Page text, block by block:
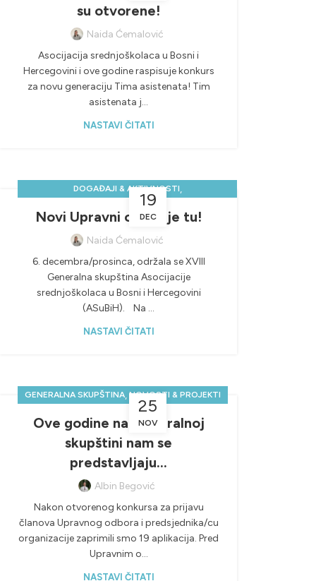
su otvorene!
Naida Ćemalović
Asocijacija srednjoškolaca u Bosni i
Hercegovini i ove godine raspisuje konkurs
za novu generaciju Tima asistenata! Tim
asistenata j...
NASTAVI ČITATI
19
DEC
DOGAĐAJI & AKTIVNOSTI,
NOVOSTI & PROJEKTI
UPRAVNI ODBOR
Novi Upravni odbor je tu!
Naida Ćemalović
6. decembra/prosinca, održala se XVIIl
Generalna skupština Asocijacije
srednjoškolaca u Bosni i Hercegovini
(ASuBiH). Na ...
NASTAVI ČITATI
25
NOV
GENERALNA SKUPŠTINA, NOVOSTI & PROJEKTI
Ove godine na Generalnoj
skupštini nam se
predstavljaju…
Albin Begović
Nakon otvorenog konkursa za prijavu
članova Upravnog odbora i predsjednika/cu
organizacije zaprimili smo 19 aplikacija. Pred
Upravnim o...
NASTAVI ČITATI